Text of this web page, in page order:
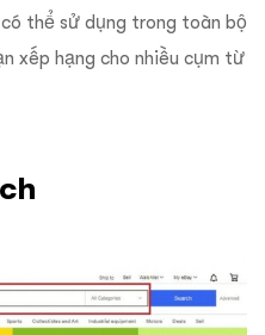
thể sử dụng trong toàn bộ
xếp hạng cho nhiều cụm từ